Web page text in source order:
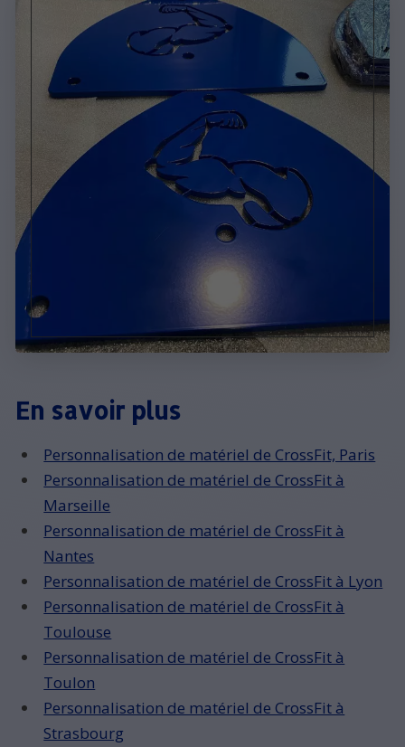
En savoir plus
Personnalisation de matériel de CrossFit, Paris
Personnalisation de matériel de CrossFit à
Marseille
Personnalisation de matériel de CrossFit à
Nantes
Personnalisation de matériel de CrossFit à Lyon
Personnalisation de matériel de CrossFit à
Toulouse
Personnalisation de matériel de CrossFit à
Toulon
Personnalisation de matériel de CrossFit à
Strasbourg